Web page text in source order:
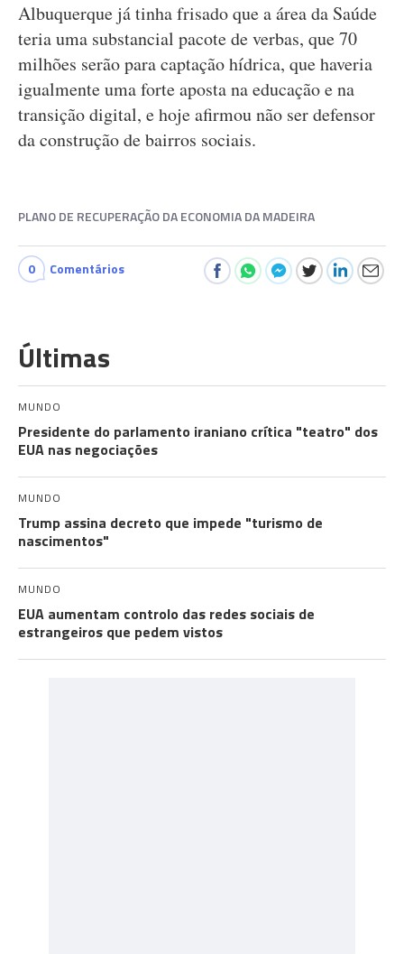
Albuquerque já tinha frisado que a área da Saúde
teria uma substancial pacote de verbas, que 70
milhões serão para captação hídrica, que haveria
igualmente uma forte aposta na educação e na
transição digital, e hoje afirmou não ser defensor
da construção de bairros sociais.
PLANO DE RECUPERAÇÃO DA ECONOMIA DA MADEIRA
0 Comentários
Últimas
MUNDO
Presidente do parlamento iraniano crítica "teatro" dos
EUA nas negociações
MUNDO
Trump assina decreto que impede "turismo de
nascimentos"
MUNDO
EUA aumentam controlo das redes sociais de
estrangeiros que pedem vistos